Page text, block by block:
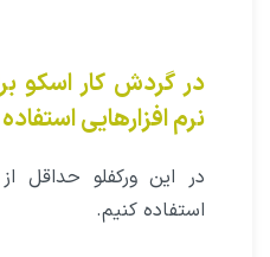
در گردش کار اسکو
نرم افزارهایی
در این ورکفلو حداقل
استفاده کنیم.